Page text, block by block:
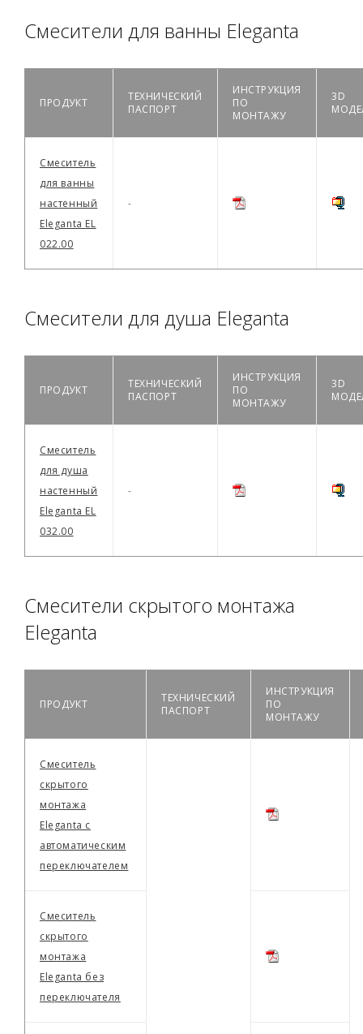
Смесители для ванны Eleganta
ПРОДУКТ
ТЕХНИЧЕСКИЙ
ПАСПОРТ
ИНСТРУКЦИЯ
ПО
МОНТАЖУ
3D
Смеситель
для ванны
настенный
Eleganta EL
022.00
-
Смесители для душа Eleganta
ПРОДУКТ
ТЕХНИЧЕСКИЙ
ПАСПОРТ
ИНСТРУКЦИЯ
ПО
МОНТАЖУ
3D
Смеситель
для душа
настенный
Eleganta EL
032.00
-
Смесители скрытого монтажа
Eleganta
ПРОДУКТ
ТЕХНИЧЕСКИЙ
ПАСПОРТ
ИНСТРУКЦИЯ
ПО
МОНТАЖУ
Смеситель
скрытого
монтажа
Eleganta с
автоматическим
переключателем
Смеситель
скрытого
монтажа
Eleganta без
переключателя